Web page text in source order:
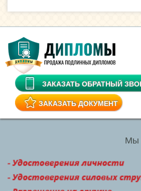
ЗАКАЗАТЬ ОБРАТНЫЙ
ЗАКАЗАТЬ ДОКУМЕНТ
Мы